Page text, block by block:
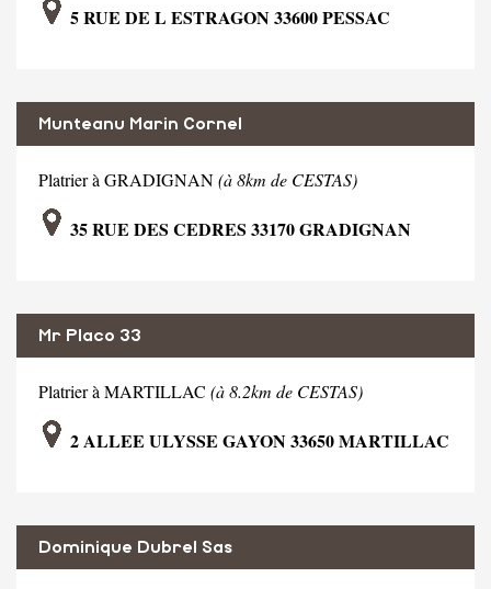
5 RUE DE L ESTRAGON 33600 PESSAC
Munteanu Marin Cornel
Platrier à GRADIGNAN(à 8km de CESTAS)
35 RUE DES CEDRES 33170 GRADIGNAN
Mr Placo 33
Platrier à MARTILLAC (à 8.2km de CESTAS)
2 ALLEE ULYSSE GAYON 33650 MARTILLAC
Dominique Dubrel Sas